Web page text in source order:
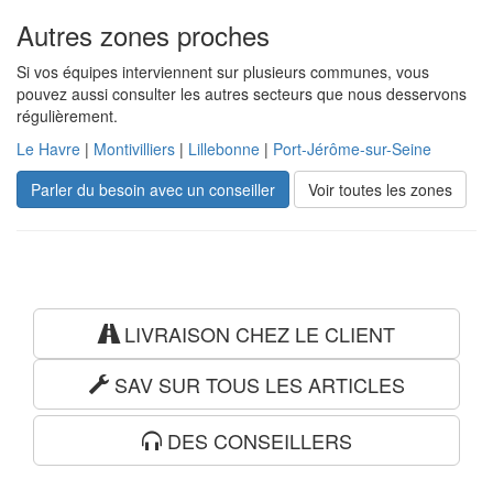
Autres zones proches
Si vos équipes interviennent sur plusieurs communes, vous
pouvez aussi consulter les autres secteurs que nous desservons
régulièrement.
Le Havre | Montivilliers | Lillebonne | Port-Jérôme-sur-Seine
Parler du besoin avec un conseiller
Voir toutes les zones
LIVRAISON CHEZ LE CLIENT
SAV SUR TOUS LES ARTICLES
DES CONSEILLERS